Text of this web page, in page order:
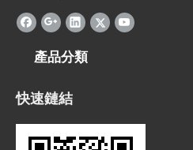
產品分類
快速鏈結